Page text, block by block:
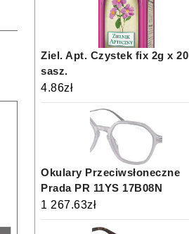
Ziel. Apt. Czystek fix 2g x 20
sasz.
4.86zł
Okulary Przeciwsłoneczne
Prada PR 11YS 17B08N
1 267.63zł